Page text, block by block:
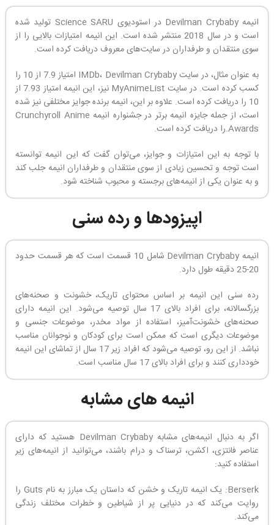
انیمه Devilman Crybaby در استودیوی Science SARU تولید شده
است و در سال 2018 منتشر شده است. این انیمه امتیازات بالایی را از
سوی منتقدان و طرفداران در سایت‌های معروف دریافت کرده است.
به عنوان مثال، در سایت IMDb، Devilman Crybaby امتیاز 7.9 از 10 را
کسب کرده است. در سایت MyAnimeList نیز، این انیمه امتیاز 7.93 از
10 را دریافت کرده است. علاوه بر این، انیمه برنده جوایز مختلفی نیز شده
است، از جمله جایزه انیمه برتر در جشنواره انیمه Crunchyroll Anime
Awards.را دریافت کرده است.
با توجه به این امتیازات و جوایز، می‌توان گفت که این انیمه توانسته
است توجه و تحسین زیادی از سوی منتقدان و طرفداران انیمه جلب کند
و به عنوان یکی از انیمه‌های برجسته و محبوب شناخته شود.
اپیزودها و رده سنی
انیمه Devilman Crybaby شامل 10 قسمت است که هر قسمت حدود
20-25 دقیقه طول دارد.
رده سنی این انیمه بر اساس محتوای تاریک، خشونت و صحنه‌های
بزرگسالانه، برای افراد بالای 17 سال توصیه می‌شود. این انیمه دارای
صحنه‌های خشونت‌آمیز، استفاده از مواد مخدر، موضوعات جنسی و
موضوعات دیگری است که ممکن است برای کودکان و نوجوانان مناسب
نباشد. از این رو، توصیه می‌شود که افراد زیر 17 سال از تماشای این انیمه
خودداری کنند و برای افراد بالای 17 سال مناسب است.
انیمه های مشابه
اگر به دنبال انیمه‌های مشابه Devilman Crybaby هستید که دارای
عناصر فانتزی، اکشن، ترسناک و درام باشند، می‌توانید از انیمه‌های زیر
استفاده کنید:
Berserk: یک انیمه تاریک و خشن که داستان یک مبارز به نام Guts را
روایت می‌کند که در دنیایی پر از شیاطین و خطرات مختلف زندگی
می‌کند.